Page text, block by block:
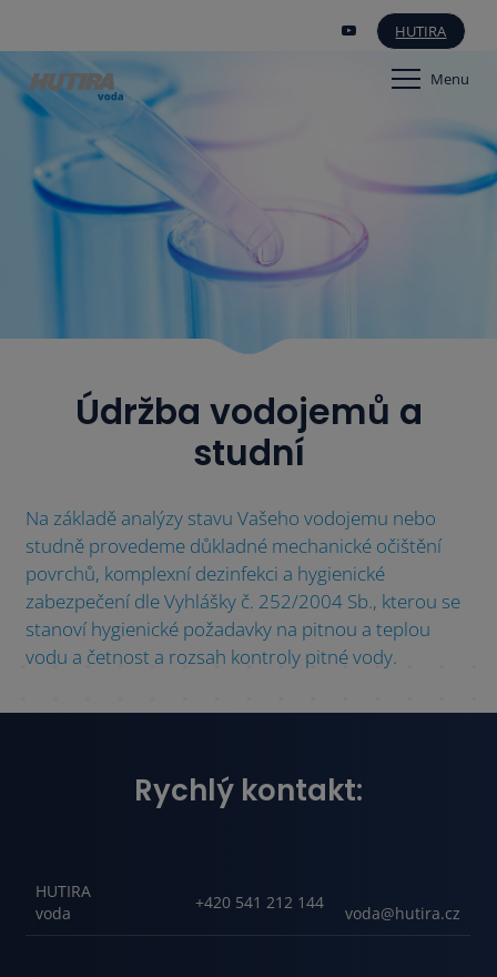
HUTIRA
Menu
Údržba vodojemů a
studní
Na základě analýzy stavu Vašeho vodojemu nebo
studně provedeme důkladné mechanické očištění
povrchů, komplexní dezinfekci a hygienické
zabezpečení dle Vyhlášky č. 252/2004 Sb., kterou se
stanoví hygienické požadavky na pitnou a teplou
vodu a četnost a rozsah kontroly pitné vody.
Rychlý kontakt:
HUTIRA
voda
+420 541 212 144
voda@hutira.cz